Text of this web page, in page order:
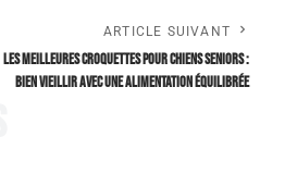
ARTICLE SUIVANT
Les meilleures croquettes pour chiens seniors :
bien vieillir avec une alimentation équilibrée